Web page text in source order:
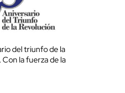
del triunfo de la
Con la fuerza de la